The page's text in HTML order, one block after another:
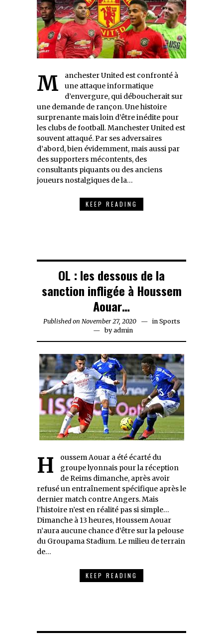
Manchester United est confronté à
une attaque informatique
d’envergure, qui déboucherait sur
une demande de rançon. Une histoire
surprenante mais loin d’être inédite pour
les clubs de football. Manchester United est
souvent attaqué. Par ses adversaires
d’abord, bien évidemment, mais aussi par
des supporters mécontents, des
consultants piquants ou des anciens
joueurs nostalgiques de la…
KEEP READING
OL : les dessous de la
sanction infligée à Houssem
Aouar…
Published on November 27, 2020November
2020
in Sports
byadmin
Houssem Aouar a été écarté du
groupe lyonnais pour la réception
de Reims dimanche, après avoir
refusé un entraînement spécifique après le
dernier match contre Angers. Mais
l’histoire n’est en réalité pas si simple…
Dimanche à 13 heures, Houssem Aouar
n’aura aucune chance d’être sur la pelouse
du Groupama Stadium. Le milieu de terrain
de…
KEEP READING